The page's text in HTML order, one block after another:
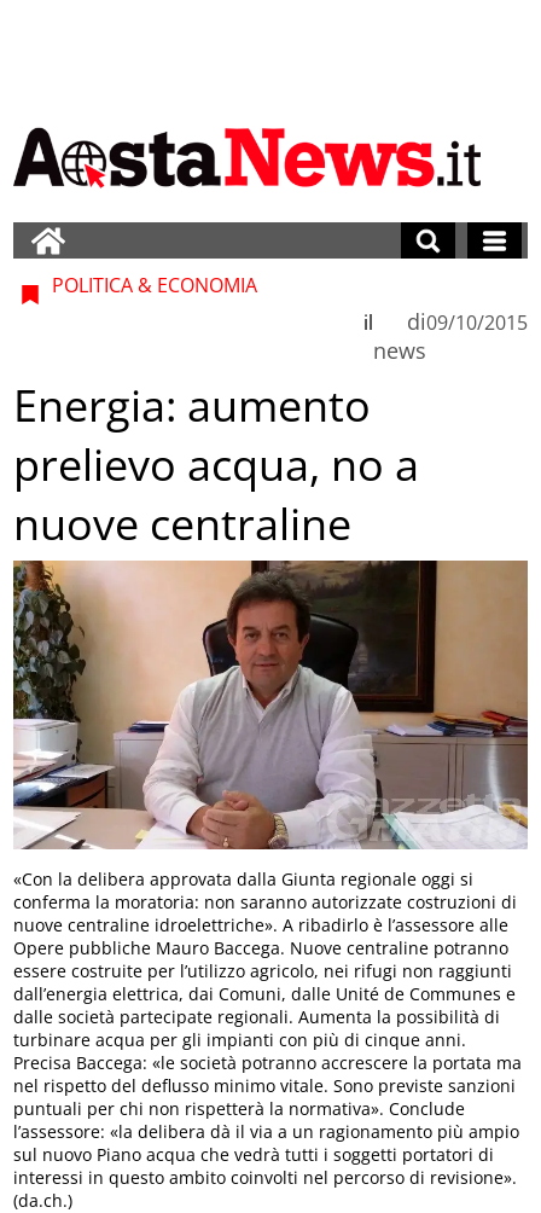
POLITICA & ECONOMIA
di
news
il 09/10/2015
Energia: aumento
prelievo acqua, no a
nuove centraline
«Con la delibera approvata dalla Giunta regionale oggi si
conferma la moratoria: non saranno autorizzate costruzioni di
nuove centraline idroelettriche». A ribadirlo è l’assessore alle
Opere pubbliche Mauro Baccega. Nuove centraline potranno
essere costruite per l’utilizzo agricolo, nei rifugi non raggiunti
dall’energia elettrica, dai Comuni, dalle Unité de Communes e
dalle società partecipate regionali. Aumenta la possibilità di
turbinare acqua per gli impianti con più di cinque anni.
Precisa Baccega: «le società potranno accrescere la portata ma
nel rispetto del deflusso minimo vitale. Sono previste sanzioni
puntuali per chi non rispetterà la normativa». Conclude
l’assessore: «la delibera dà il via a un ragionamento più ampio
sul nuovo Piano acqua che vedrà tutti i soggetti portatori di
interessi in questo ambito coinvolti nel percorso di revisione».
(da.ch.)